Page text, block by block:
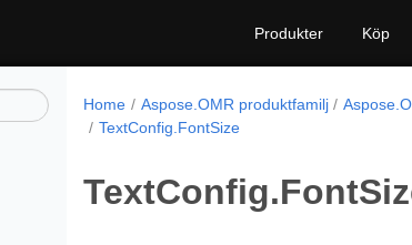
Produkter Köp
Home Aspose.OMR produktfamilj
TextConfig.FontSize